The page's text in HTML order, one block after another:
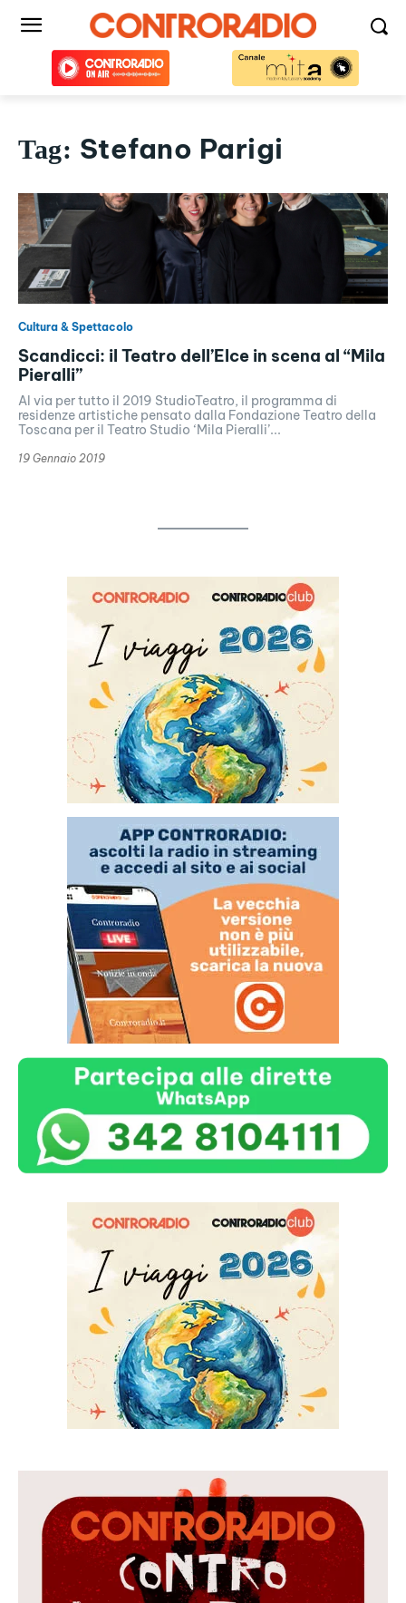
Tag: Stefano Parigi
Cultura & Spettacolo
Scandicci: il Teatro dell’Elce in scena al “Mila
Pieralli”
Al via per tutto il 2019 StudioTeatro, il programma di
residenze artistiche pensato dalla Fondazione Teatro della
Toscana per il Teatro Studio ‘Mila Pieralli’...
19 Gennaio 2019